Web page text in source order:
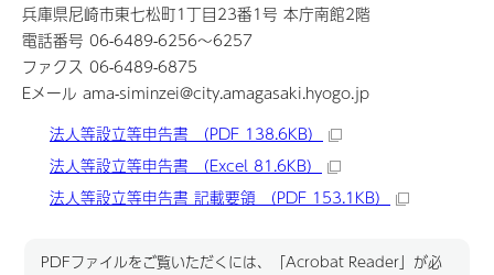
兵庫県尼崎市東七松町1丁目23番1号 本庁南館2階
電話番号 06-6489-6256～6257
ファクス 06-6489-6875
Eメール ama-siminzei@city.amagasaki.hyogo.jp
法人等設立等申告書 （PDF 138.6KB）
法人等設立等申告書 （Excel 81.6KB）
法人等設立等申告書 記載要領 （PDF 153.1KB）
PDFファイルをご覧いただくには、「Acrobat Reader」が必